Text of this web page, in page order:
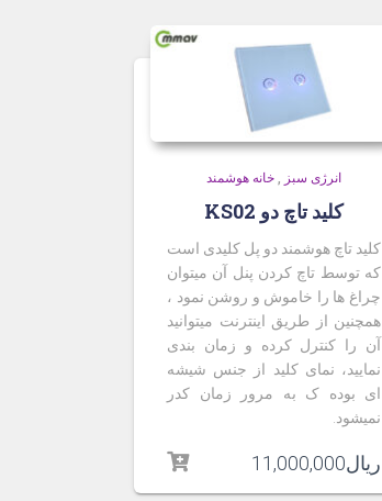
انرژی سبز خانه هوشمند
کلید تاچ دو KS02
کلید تاچ هوشمند دو پل کلیدی است
که توسط تاچ کردن پنل آن میتوان
چراغ ها را خاموش و روشن نمود ،
همچنین از طریق اینترنت میتوانید
آن را کنترل کرده و زمان بندی
نمایید، نمای کلید از جنس شیشه
ای بوده ک به مرور زمان کدر
نمیشود.
ریال11,000,000